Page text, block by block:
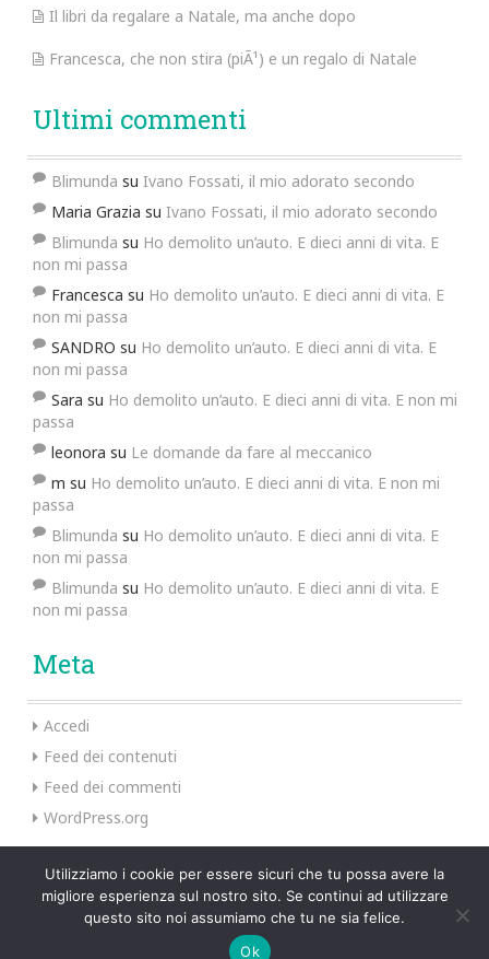
Il libri da regalare a Natale, ma anche dopo
Francesca, che non stira (piÃ¹) e un regalo di Natale
Ultimi commenti
Blimunda su Ivano Fossati, il mio adorato secondo
Maria Grazia su Ivano Fossati, il mio adorato secondo
Blimunda su Ho demolito un’auto. E dieci anni di vita. E
non mi passa
Francesca su Ho demolito un’auto. E dieci anni di vita. E
non mi passa
SANDRO su Ho demolito un’auto. E dieci anni di vita. E
non mi passa
Sara su Ho demolito un’auto. E dieci anni di vita. E non mi
passa
leonora su Le domande da fare al meccanico
m su Ho demolito un’auto. E dieci anni di vita. E non mi
passa
Blimunda su Ho demolito un’auto. E dieci anni di vita. E
non mi passa
Blimunda su Ho demolito un’auto. E dieci anni di vita. E
non mi passa
Meta
Accedi
Feed dei contenuti
Feed dei commenti
WordPress.org
Preus Theme byInkHive.
Utilizziamo i cookie per essere sicuri che tu possa avere la
migliore esperienza sul nostro sito. Se continui ad utilizzare
questo sito noi assumiamo che tu ne sia felice.
Ok